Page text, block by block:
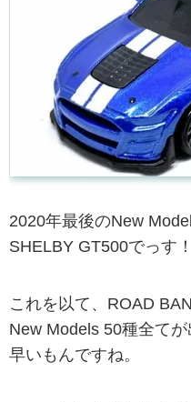
2020年最後のNew
SHELBY GT500でっす！
これを以て、ROAD
New Models 50種全てが
早いもんですね。